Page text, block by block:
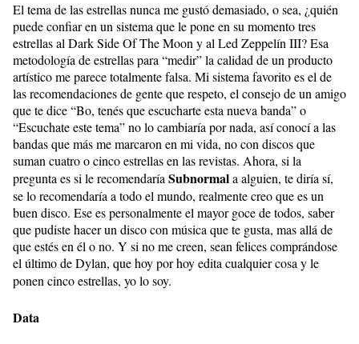
El tema de las estrellas nunca me gustó demasiado, o sea, ¿quién
puede confiar en un sistema que le pone en su momento tres
estrellas al Dark Side Of The Moon y al Led Zeppelín III? Esa
metodología de estrellas para “medir” la calidad de un producto
artístico me parece totalmente falsa. Mi sistema favorito es el de
las recomendaciones de gente que respeto, el consejo de un amigo
que te dice “Bo, tenés que escucharte esta nueva banda” o
“Escuchate este tema” no lo cambiaría por nada, así conocí a las
bandas que más me marcaron en mi vida, no con discos que
suman cuatro o cinco estrellas en las revistas. Ahora, si la
pregunta es si le recomendaríaSubnormala alguien, te diría sí,
se lo recomendaría a todo el mundo, realmente creo que es un
buen disco. Ese es personalmente el mayor goce de todos, saber
que pudiste hacer un disco con música que te gusta, mas allá de
que estés en él o no. Y si no me creen, sean felices comprándose
el último de Dylan, que hoy por hoy edita cualquier cosa y le
ponen cinco estrellas, yo lo soy.
Data